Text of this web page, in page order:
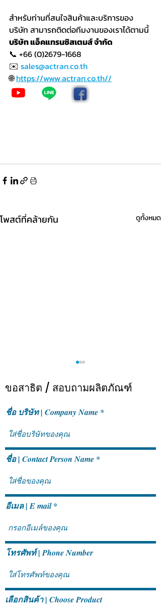
สำหรับท่านที่สนใจสินค้าและบริการของ
บริษัท สามารถติดต่อทีมงานของเราได้ตามนี้
บริษัท แอ็คแทรนซิสเตมส์ จำกัด
📞 +66 (0)2679-1668
✉️ sales@actran.co.th
🌐 https://www.actran.co.th//
โพสต์ที่คล้ายกัน ดูทั้งหมด
SAP S/4HANA Cloud
Public Edition ช่วยขับ
ระยะยาวอย่างไร
ขอสาธิต / สอบถามผลิตภัณฑ์
ชื่อ บริษัท | Company Name
ชื่อ | Contact Person Name
อีเมล | E mail
โทรศัพท์ | Phone Number
เลือกสินค้า | Choose Product